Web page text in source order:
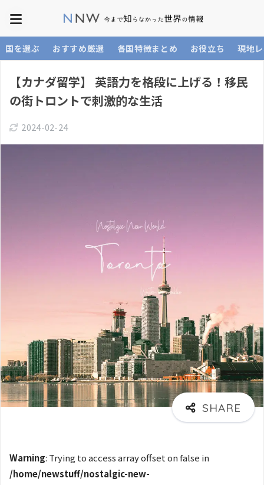
国を選ぶ おすすめ厳選 各国特徴まとめ お役立ち 現地
【カナダ留学】 英語力を格段に上げる！移民
の街トロントで刺激的な生活
2024-02-24
Warning: Trying to access array offset on false in
/home/newstuff/nostalgic-new-